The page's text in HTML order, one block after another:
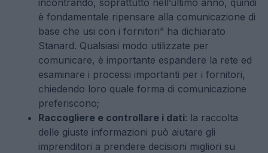
incontrando, soprattutto nell’ultimo anno, quindi
è fondamentale ripensare alla comunicazione di
base che usi con i fornitori” ha dichiarato
Stanard. Qualsiasi modo utilizzate per
comunicare, è importante espandere la rete ed
esaminare i processi importanti per i fornitori,
chiedendo loro quale forma di comunicazione
preferiscono;
Raccogliere e controllare i dati: la raccolta
delle giuste informazioni può aiutare gli
imprenditori a prendere decisioni migliori su